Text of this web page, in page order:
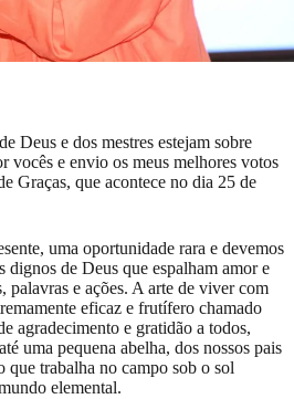
Deus e dos mestres estejam sobre
vocês e envio os meus melhores votos
Graças, que acontece no dia 25 de
uma oportunidade rara e devemos
dignos de Deus que espalham amor e
palavras e ações. A arte de viver com
eficaz e frutífero chamado
agradecimento e gratidão a todos,
uma pequena abelha, dos nossos pais
trabalha no campo sob o sol
elemental.